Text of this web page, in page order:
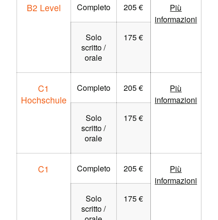
B2 Level Completo 205 €
Più
informazioni
Solo
scritto /
orale
175 €
C1
Hochschule
Completo 205 €
Più
informazioni
Solo
scritto /
orale
175 €
C1 Completo 205 €
Più
informazioni
Solo
scritto /
175 €